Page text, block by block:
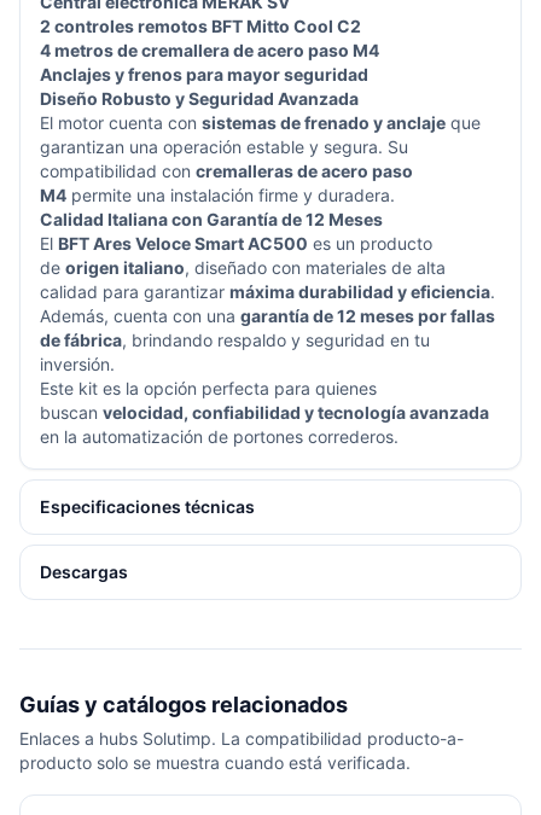
2 controles remotos BFT Mitto Cool C2
4 metros de cremallera de acero paso M4
Anclajes y frenos para mayor seguridad
Diseño Robusto y Seguridad Avanzada
El motor cuenta con sistemas de frenado y anclaje que
garantizan una operación estable y segura. Su
compatibilidad con cremalleras de acero paso
M4 permite una instalación firme y duradera.
Calidad Italiana con Garantía de 12 Meses
El BFT Ares Veloce Smart AC500 es un producto
de origen italiano, diseñado con materiales de alta
calidad para garantizar máxima durabilidad y eficiencia.
Además, cuenta con una garantía de 12 meses por fallas
de fábrica, brindando respaldo y seguridad en tu
inversión.
Este kit es la opción perfecta para quienes
buscan velocidad, confiabilidad y tecnología avanzada
en la automatización de portones correderos.
Especificaciones técnicas
Descargas
Guías y catálogos relacionados
Enlaces a hubs Solutimp. La compatibilidad producto-a-
producto solo se muestra cuando está verificada.